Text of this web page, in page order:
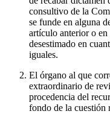
consultivo de la
se funde en alguna
artículo anterior o en
desestimado en
iguales.
El órgano al que
extraordinario de
procedencia del
fondo de la cuestión